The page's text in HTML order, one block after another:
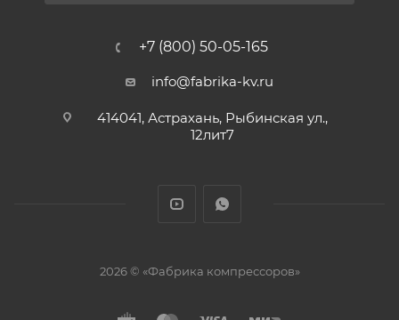
+7 (800) 50-05-165
info@fabrika-kv.ru
414041, Астрахань, Рыбинская ул.,
12лит7
2026 © «Фабрика компрессоров»